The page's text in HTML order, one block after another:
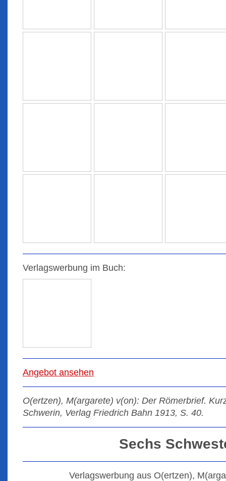
Verlagswerbung im Buch:
Angebot ansehen
O(ertzen), M(argarete) v(on): Der Römerbrief.
Schwerin, Verlag Friedrich Bahn 1913, S. 40.
Sechs
Verlagswerbung aus O(ertzen),